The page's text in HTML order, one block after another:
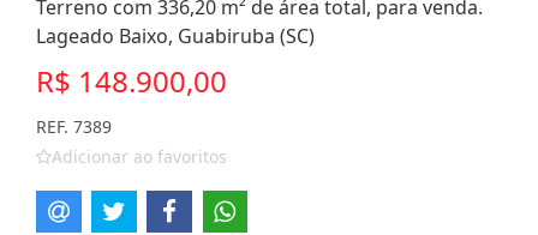
Terreno com 336,20 m² de área total, para venda.
Lageado Baixo, Guabiruba (SC)
R$ 148.900,00
REF. 7389
Adicionar ao favoritos